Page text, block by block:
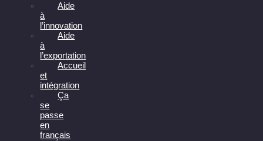
Aide
à
l’innovation
Aide
à
l’exportation
Accueil
et
intégration
Ça
se
passe
en
français